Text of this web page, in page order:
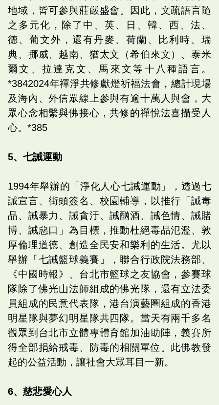
地域，皆可參與莊嚴盛會。因此，文疏語言隨
之多元化，除了中、英、日、韓、西、法、
德、葡文外，還有丹麥、荷蘭、比利時、瑞
典、挪威、越南、猶太文（希伯來文）、泰米
爾文、拉達克文、馬來文等十八種語言。
*3842024年禪淨共修獻燈祈福法會，總計現場
及海內、外信眾線上參與有逾十萬人與會，大
眾心念相繫與佛接心，共修的禪悅法喜攝受人
心。*385
5、七誡運動
1994年舉辦的「淨化人心七誡運動」，透過七
誡宣言、街頭簽名、校園輔導，以推行「誡毒
品、誡暴力、誡貪汙、誡酗酒、誡色情、誡賭
博、誡惡口」為目標，推動杜絕毒品氾濫、敦
厚倫理道德、創造全民安和樂利的生活。尤以
舉辦「七誡籃球義賽」，聯合行政院法務部、
《中國時報》、台北市籃球之友協會，參賽球
隊除了佛光山法師組成的佛光隊，還有立法委
員組成的民意代表隊，港台演藝圈組成的香港
明星隊與夢幻明星隊共四隊。當天有兩千多名
觀眾到台北市立體專體育館加油助陣，義賽所
得全部捐給戒毒、防毒的相關單位。此佛教發
起的公益活動，讓社會大眾耳目一新。
6、慈悲愛心人